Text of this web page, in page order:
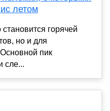
летом
горячей
но и для
пик
сле...